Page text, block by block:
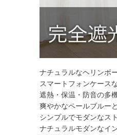
ナチュラルなヘリンボ
スマートフォンケース
遮熱・保温・防音の多
爽やかなペールブルー
シンプルでモダンなス
ナチュラルモダンなイ